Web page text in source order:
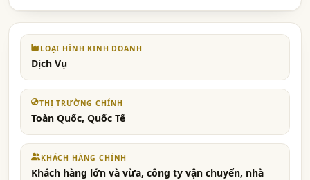
LOẠI HÌNH KINH DOANH
Dịch Vụ
THỊ TRƯỜNG CHÍNH
Toàn Quốc, Quốc Tế
KHÁCH HÀNG CHÍNH
Khách hàng lớn và vừa, công ty vận chuyển, nhà